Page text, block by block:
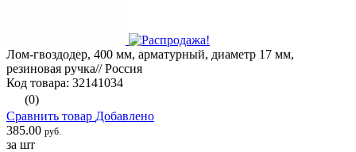
Лом-гвоздодер, 400 мм, арматурный, диаметр 17 мм,
резиновая ручка// Россия
Код товара: 32141034
(0)
Сравнить товар Добавлено
385.00 руб.
за шт